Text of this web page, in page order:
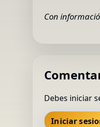
Con
Debes iniciar
Iniciar